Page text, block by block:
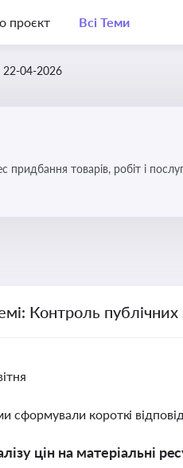
проєкт Всі Теми
22-04-2026
придбання товарів, робіт і
а юристам і бухгалтерам —
Контроль публічних
сформували короткі
цін на матеріальні